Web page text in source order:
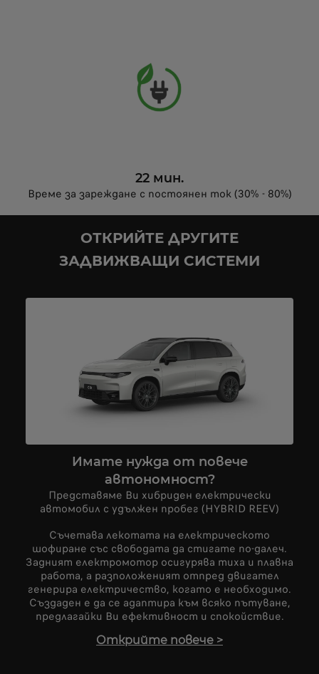
22 мин.
Време за зареждане с постоянен ток (30% - 80%)
ОТКРИЙТЕ ДРУГИТЕ
ЗАДВИЖВАЩИ СИСТЕМИ
Имате нужда от повече
автономност?
Представяме Ви хибриден електрически
автомобил с удължен пробег (HYBRID REEV)
Съчетава лекотата на електрическото
шофиране със свободата да стигате по-далеч.
Задният електромотор осигурява тиха и плавна
работа, а разположеният отпред двигател
генерира електричество, когато е необходимо.
Създаден е да се адаптира към всяко пътуване,
предлагайки Ви ефективност и спокойствие.
Открийте повече >